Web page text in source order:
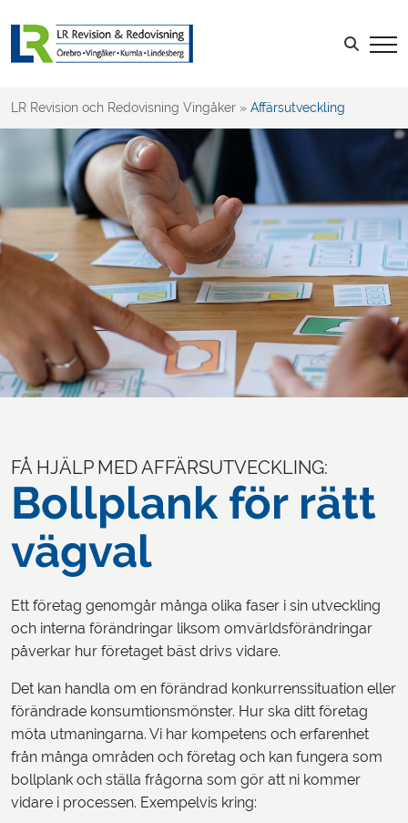
LOGGA IN Sök efter:
LR Revision och Redovisning Vingåker » Affärsutveckling
FÅ HJÄLP MED AFFÄRSUTVECKLING:
Bollplank för rätt
vägval
Ett företag genomgår många olika faser i sin utveckling
och interna förändringar liksom omvärldsförändringar
påverkar hur företaget bäst drivs vidare.
Det kan handla om en förändrad konkurrenssituation eller
förändrade konsumtionsmönster. Hur ska ditt företag
möta utmaningarna. Vi har kompetens och erfarenhet
från många områden och företag och kan fungera som
bollplank och ställa frågorna som gör att ni kommer
vidare i processen. Exempelvis kring: